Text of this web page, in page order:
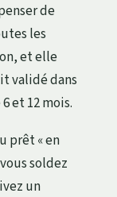
de
les
et elle
validé dans
et 12 mois.
prêt « en
soldez
un